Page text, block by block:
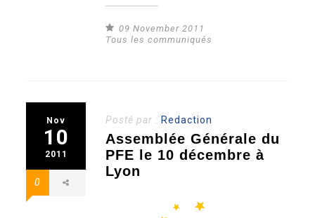
09 November 2011
Tous les communiqués
Nov
10
2011
0
Posté par : Redaction
Assemblée Générale du
PFE le 10 décembre à
Lyon